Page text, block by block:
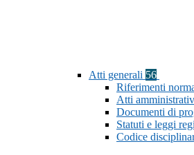
Atti generali 56
Riferimenti
Atti
Documenti di
Statuti e leggi
Codice